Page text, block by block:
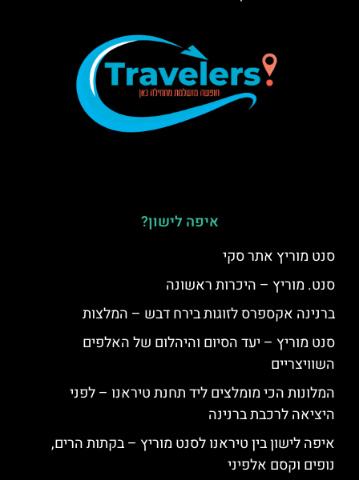
איפה לישון?
סנט מוריץ אתר סקי
סנט. מוריץ – היכרות ראשונה
ברנינה אקספרס לזוגות בירח דבש – המלצות
סנט מוריץ – יעד הסיום והיהלום של האלפים
השוויצריים
המלונות הכי מומלצים ליד תחנת טיראנו – לפני
היציאה לרכבת ברנינה
איפה לישון בין טיראנו לסנט מוריץ – בקתות הרים,
נופים וקסם אלפיני